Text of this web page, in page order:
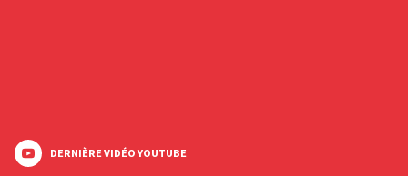
DERNIÈRE VIDÉO YOUTUBE